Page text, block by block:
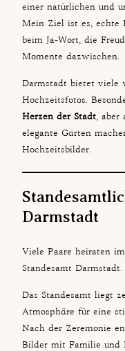
einer natürlichen und
Mein Ziel ist es, echte
beim Ja-Wort, die
Momente dazwischen.
Darmstadt bietet viele
Hochzeitsfotos.
Herzen der Stadt, aber
elegante Gärten
Hochzeitsbilder.
Darmstadt
Viele Paare heiraten
Standesamt Darmstadt.
Das Standesamt liegt
Atmosphäre für eine
Nach der Zeremonie
Bilder mit Familie und
Kontakt